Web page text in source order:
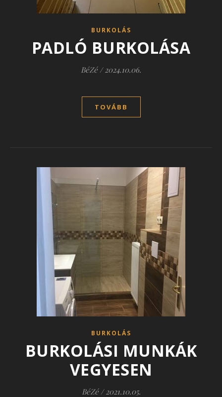
BURKOLÁS
PADLÓ BURKOLÁSA
BéZé / 2024.10.06.
TOVÁBB
BURKOLÁS
BURKOLÁSI MUNKÁK
VEGYESEN
BéZé / 2021.10.05.